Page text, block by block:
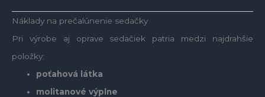
Náklady na prečalúnenie sedačky
Pri výrobe aj oprave sedačiek patria medzi najdrahšie
položky:
poťahová látka
molitanové výplne